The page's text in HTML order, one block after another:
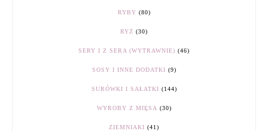
RYBY (80)
RYŻ (30)
SERY I Z SERA (WYTRAWNIE) (46)
SOSY I INNE DODATKI (9)
SURÓWKI I SAŁATKI (144)
WYROBY Z MIĘSA (30)
ZIEMNIAKI (41)